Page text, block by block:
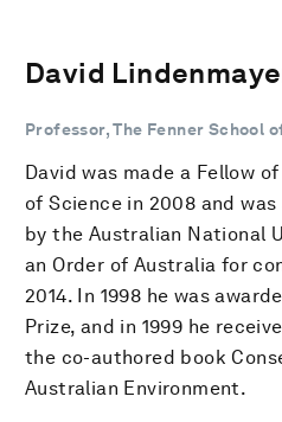
David
Professor, The Fenner School
David was made a Fellow
of Science in 2008 and
by the Australian National
an Order of Australia for
2014. In 1998 he was
Prize, and in 1999 he
the co-authored book
Australian Environment.